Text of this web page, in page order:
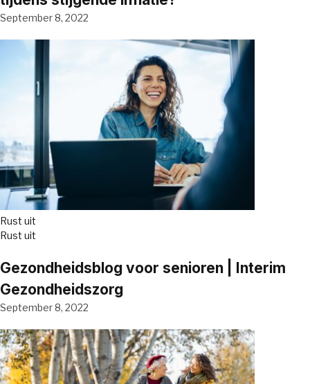
September 8, 2022
Rust uit
Rust uit
Gezondheidsblog voor senioren | Interim
Gezondheidszorg
September 8, 2022